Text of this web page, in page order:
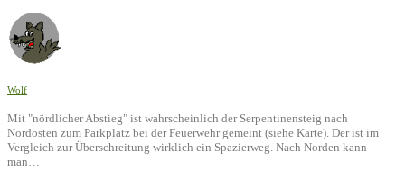
Wolf
Mit "nördlicher Abstieg" ist wahrscheinlich der Serpentinensteig nach
Nordosten zum Parkplatz bei der Feuerwehr gemeint (siehe Karte). Der ist im
Vergleich zur Überschreitung wirklich ein Spazierweg. Nach Norden kann
man…